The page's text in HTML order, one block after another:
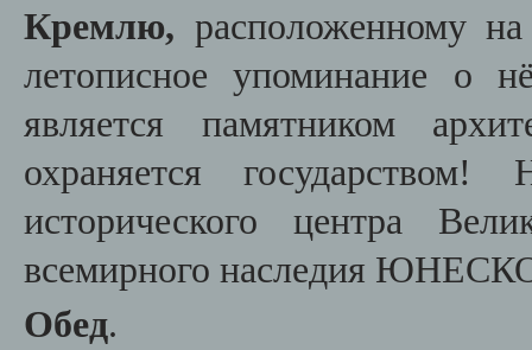
Кремлю, расположенному
летописное упоминание о
является памятником
охраняется
исторического центра
всемирного наследия
Обед.